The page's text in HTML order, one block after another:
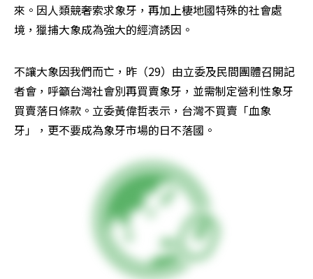
來。因人類競奢索求象牙，再加上棲地國特殊的社會處
境，獵捕大象成為強大的經濟誘因。
不讓大象因我們而亡，昨（29）由立委及民間團體召開記
者會，呼籲台灣社會別再買賣象牙，並需制定營利性象牙
買賣落日條款。立委黃偉哲表示，台灣不買賣「血象
牙」，更不要成為象牙市場的日不落國。